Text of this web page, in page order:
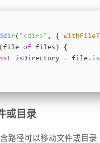
( "<dir>" , {
of files) {
isDirectory = file.
或目录
路径可以移动文件或目录